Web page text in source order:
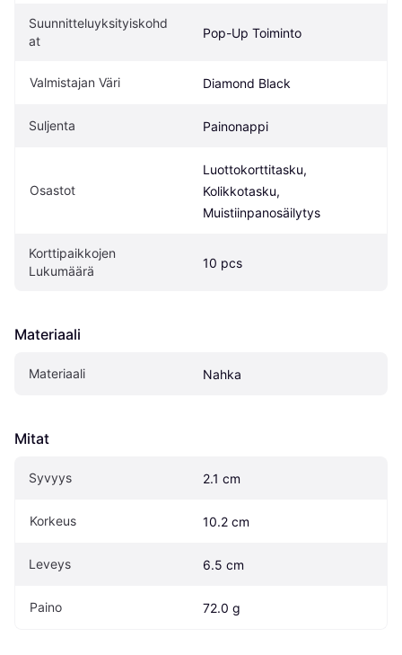
Suunnitteluyksityiskohd
at
Pop-Up Toiminto
Valmistajan Väri Diamond Black
Suljenta Painonappi
Osastot
Luottokorttitasku,
Kolikkotasku,
Muistiinpanosäilytys
Korttipaikkojen
Lukumäärä
10 pcs
Materiaali
Materiaali Nahka
Mitat
Syvyys 2.1 cm
Korkeus 10.2 cm
Leveys 6.5 cm
Paino 72.0 g